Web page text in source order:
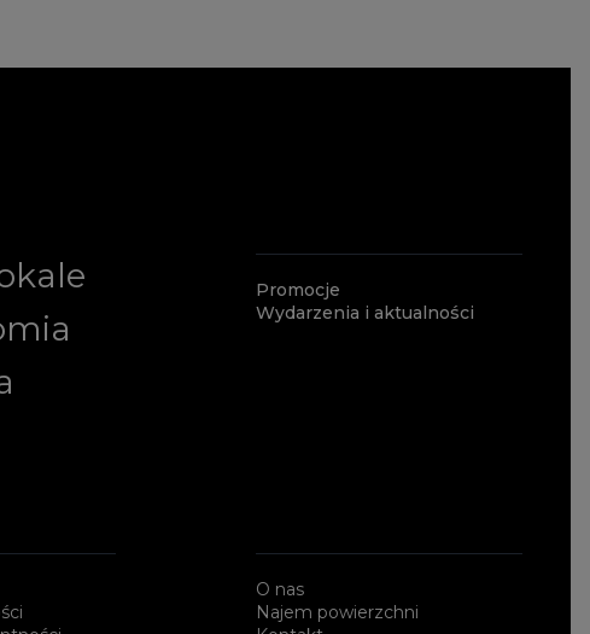
Promocje
Wydarzenia i aktualności
O nas
Najem powierzchni